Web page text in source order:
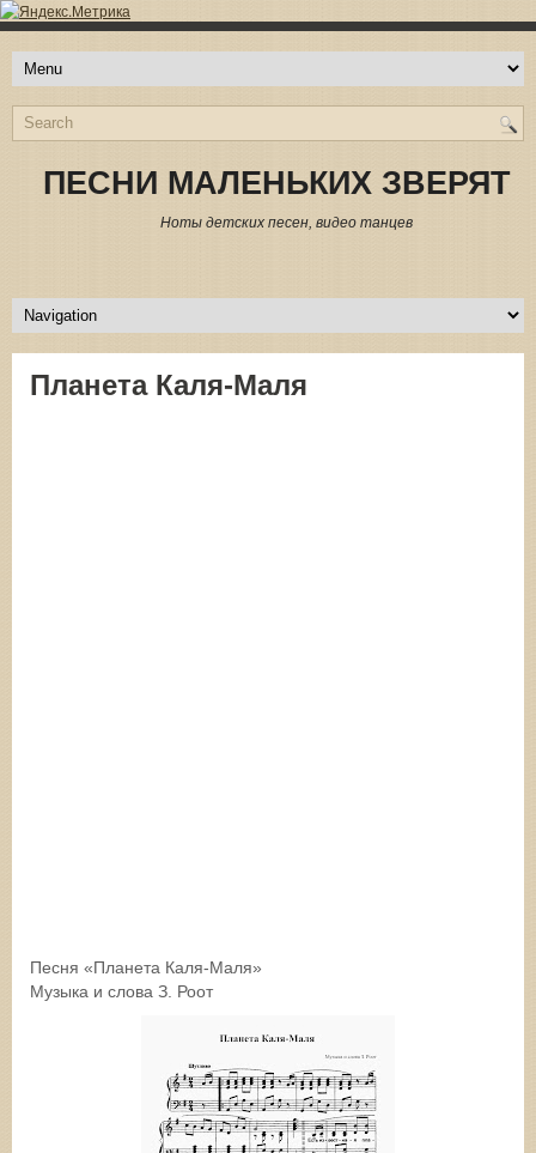
ПЕСНИ МАЛЕНЬКИХ ЗВЕРЯТ
Ноты детских песен, видео танцев
Планета Каля-Маля
Песня «Планета Каля-Маля»
Музыка и слова З. Роот